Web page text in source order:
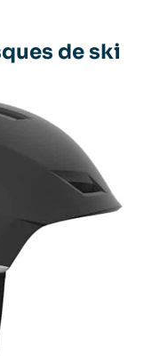
de ski